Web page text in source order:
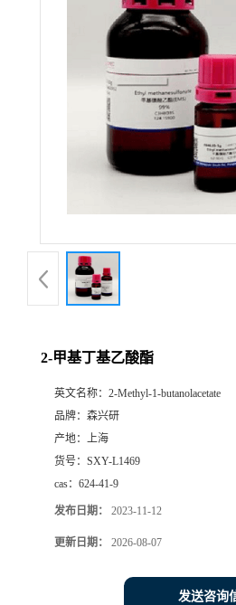
2-甲基丁基乙酸酯
英文名称： 2-Methyl-1-butanolacetate
品牌： 森兴研
产地： 上海
货号： SXY-L1469
cas： 624-41-9
发布日期： 2023-11-12
更新日期： 2026-08-07
发送咨询